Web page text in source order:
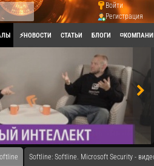
Войти
Регистрация
⚡НОВОСТИ СТАТЬИ БЛОГИ
​Softline: Softline. Microsoft Security -